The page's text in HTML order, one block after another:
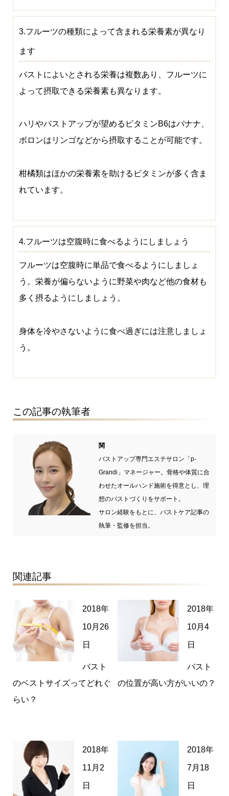
3.フルーツの種類によって含まれる栄養素が異なり
ます
バストによいとされる栄養は複数あり、フルーツに
よって摂取できる栄養素も異なります。
ハリやバストアップが望めるビタミンB6はバナナ、
ボロンはリンゴなどから摂取することが可能です。
柑橘類はほかの栄養素を助けるビタミンが多く含ま
れています。
4.フルーツは空腹時に食べるようにしましょう
フルーツは空腹時に単品で食べるようにしましょ
う。栄養が偏らないように野菜や肉など他の食材も
多く摂るようにしましょう。
身体を冷やさないように食べ過ぎには注意しましょ
う。
この記事の執筆者
関
バストアップ専門エステサロン「p-
Grandi」マネージャー。骨格や体質に合
わせたオールハンド施術を得意とし、理
想のバストづくりをサポート。
サロン経験をもとに、バストケア記事の
執筆・監修を担当。
関連記事
2018年
10月26
日
バスト
のベストサイズってどれぐ
らい？
2018年
10月4
日
バスト
の位置が高い方がいいの？
2018年
11月2
日
2018年
7月18
日